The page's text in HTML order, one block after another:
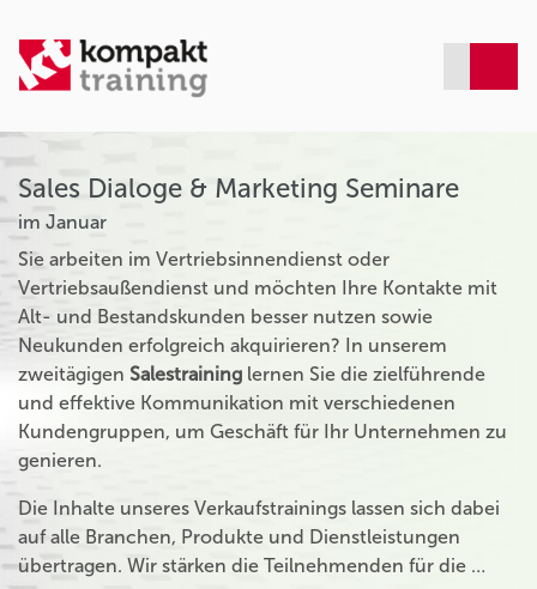
Sales Dialoge & Marketing Seminare
im Januar
Sie arbeiten im Vertriebsinnendienst oder
Vertriebsaußendienst und möchten Ihre Kontakte mit
Alt- und Bestandskunden besser nutzen sowie
Neukunden erfolgreich akquirieren? In unserem
zweitägigen Salestraining lernen Sie die zielführende
und effektive Kommunikation mit verschiedenen
Kundengruppen, um Geschäft für Ihr Unternehmen zu
genieren.
Die Inhalte unseres Verkaufstrainings lassen sich dabei
auf alle Branchen, Produkte und Dienstleistungen
übertragen. Wir stärken die Teilnehmenden für die …